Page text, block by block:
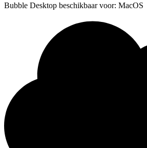
Bubble Desktop beschikbaar voor: MacOS